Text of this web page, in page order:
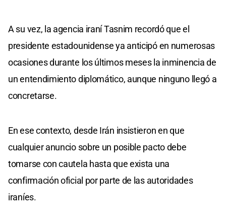
A su vez, la agencia iraní Tasnim recordó que el
presidente estadounidense ya anticipó en numerosas
ocasiones durante los últimos meses la inminencia de
un entendimiento diplomático, aunque ninguno llegó a
concretarse.
En ese contexto, desde Irán insistieron en que
cualquier anuncio sobre un posible pacto debe
tomarse con cautela hasta que exista una
confirmación oficial por parte de las autoridades
iraníes.